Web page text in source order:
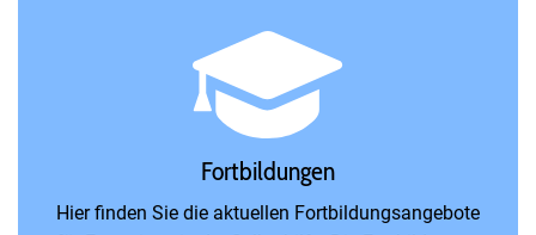
Fortbildungen
Hier finden Sie die aktuellen Fortbildungsangebote